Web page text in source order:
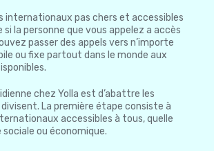
internationaux pas chers et accessibles
la personne que vous appelez a accès
passer des appels vers n’importe
ou fixe partout dans le monde aux
chez Yolla est d’abattre les
La première étape consiste à
accessibles à tous, quelle
ou économique.